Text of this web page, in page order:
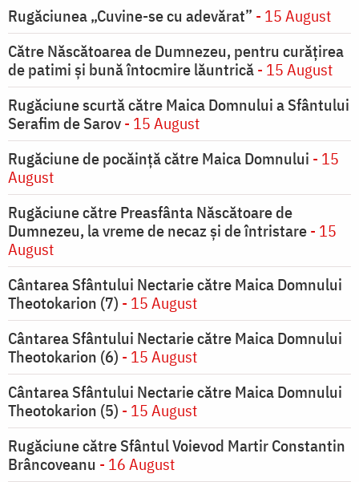
Rugăciunea „Cuvine-se cu adevărat” - 15 August
Către Născătoarea de Dumnezeu, pentru curățirea
de patimi și bună întocmire lăuntrică- 15 August
Rugăciune scurtă către Maica Domnului a Sfântului
Serafim de Sarov- 15 August
Rugăciune de pocăinţă către Maica Domnului - 15
August
Rugăciune către Preasfânta Născătoare de
Dumnezeu, la vreme de necaz şi de întristare- 15
August
Cântarea Sfântului Nectarie către Maica Domnului
Theotokarion (7) - 15 August
Cântarea Sfântului Nectarie către Maica Domnului
Theotokarion (6) - 15 August
Cântarea Sfântului Nectarie către Maica Domnului
Theotokarion (5) - 15 August
Rugăciune către Sfântul Voievod Martir Constantin
Brâncoveanu - 16 August